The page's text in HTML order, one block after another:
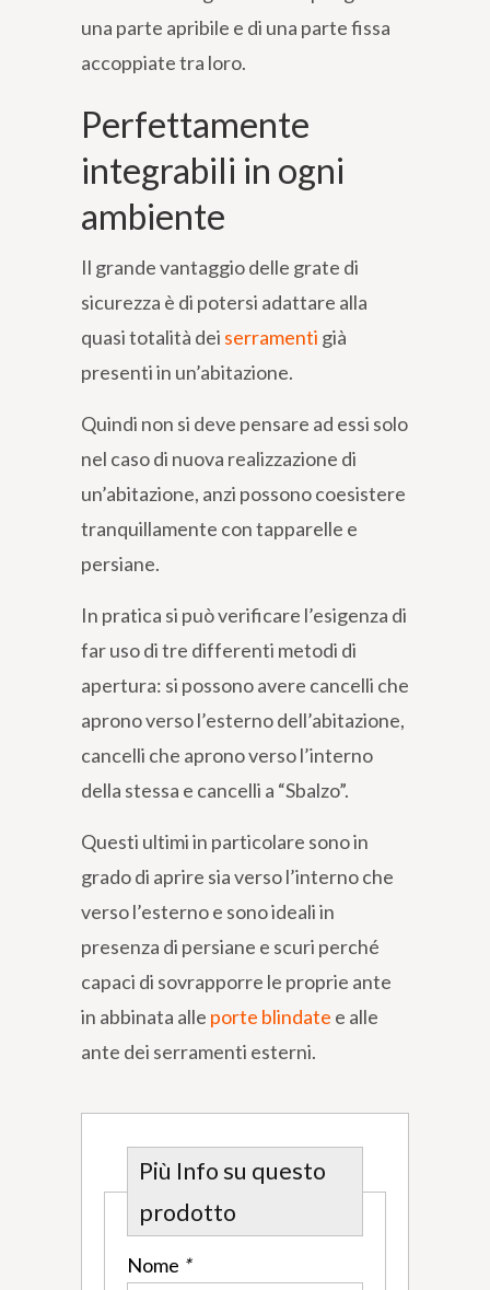
una parte apribile e di una parte fissa
accoppiate tra loro.
Perfettamente
integrabili in ogni
ambiente
Il grande vantaggio delle grate di
sicurezza è di potersi adattare alla
quasi totalità dei serramenti già
presenti in un’abitazione.
Quindi non si deve pensare ad essi solo
nel caso di nuova realizzazione di
un’abitazione, anzi possono coesistere
tranquillamente con tapparelle e
persiane.
In pratica si può verificare l’esigenza di
far uso di tre differenti metodi di
apertura: si possono avere cancelli che
aprono verso l’esterno dell’abitazione,
cancelli che aprono verso l’interno
della stessa e cancelli a “Sbalzo”.
Questi ultimi in particolare sono in
grado di aprire sia verso l’interno che
verso l’esterno e sono ideali in
presenza di persiane e scuri perché
capaci di sovrapporre le proprie ante
in abbinata alle porte blindate e alle
ante dei serramenti esterni.
Più Info su questo
prodotto
Nome *